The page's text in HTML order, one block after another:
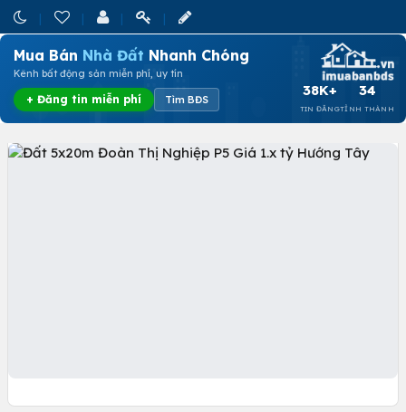
Mua Bán Nhà Đất Nhanh Chóng
Kênh bất động sản miễn phí, uy tín
+ Đăng tin miễn phí Tìm BĐS
38K+
TIN ĐĂNG
34
TỈNH THÀNH